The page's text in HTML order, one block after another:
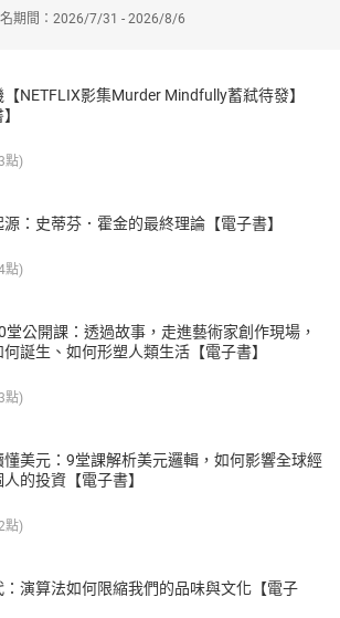
期間：2026/7/31 - 2026/8/6
NETFLIX影集Murder Mindfully蓄弒待發】
點)
源：史蒂芬．霍金的最終理論【電子書】
點)
堂公開課：透過故事，走進藝術家創作現場，
誕生、如何形塑人類生活【電子書】
點)
懂美元：9堂課解析美元邏輯，如何影響全球經
的投資【電子書】
點)
：演算法如何限縮我們的品味與文化【電子